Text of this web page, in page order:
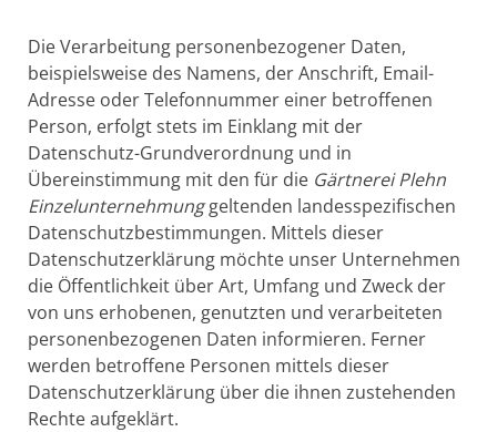
Die Verarbeitung personenbezogener Daten,
beispielsweise des Namens, der Anschrift, Email-
Adresse oder Telefonnummer einer betroffenen
Person, erfolgt stets im Einklang mit der
Datenschutz-Grundverordnung und in
Übereinstimmung mit den für die Gärtnerei Plehn
Einzelunternehmunggeltenden landesspezifischen
Datenschutzbestimmungen. Mittels dieser
Datenschutzerklärung möchte unser Unternehmen
die Öffentlichkeit über Art, Umfang und Zweck der
von uns erhobenen, genutzten und verarbeiteten
personenbezogenen Daten informieren. Ferner
werden betroffene Personen mittels dieser
Datenschutzerklärung über die ihnen zustehenden
Rechte aufgeklärt.